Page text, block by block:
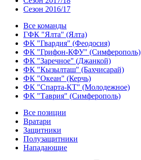
Сезон 2016/17
Все команды
ГФК "Ялта" (Ялта)
ФК "Гвардия" (Феодосия)
ФК "Грифон-КФУ" (Симферополь)
ФК "Заречное" (Джанкой)
ФК "Кызылташ" (Бахчисарай)
ФК "Океан" (Керчь)
ФК "Спарта-КТ" (Молодежное)
ФК "Таврия" (Симферополь)
Все позиции
Вратари
Защитники
Полузащитники
Нападающие